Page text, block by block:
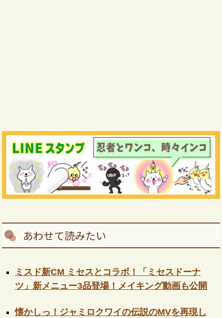
あわせて読みたい
ミスド新CM ミセスとコラボ！「ミセスドーナ
ツ」新メニュー3品登場！メイキング動画も公開
懐かしっ！ジャミロクワイの伝説のMVを再現し